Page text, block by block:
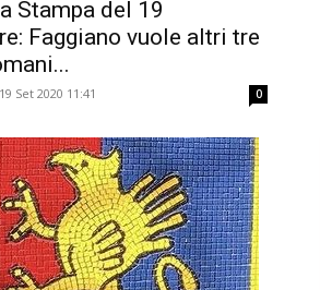
Stampa del 19
Faggiano vuole altri tre
19 Set 2020 11:41 0